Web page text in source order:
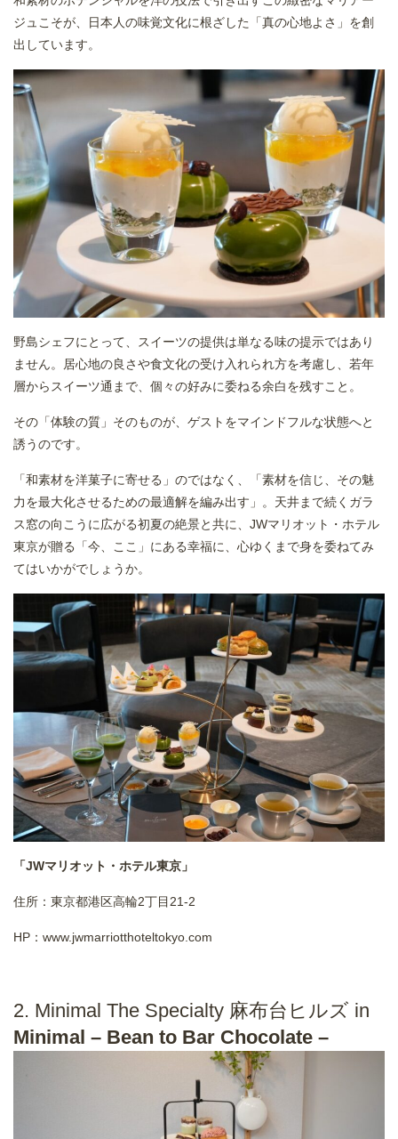
ジュこそが、日本人の味覚文化に根ざした「真の心地よさ」を創
出しています。
野島シェフにとって、スイーツの提供は単なる味の提示ではあり
ません。居心地の良さや食文化の受け入れられ方を考慮し、若年
層からスイーツ通まで、個々の好みに委ねる余白を残すこと。
その「体験の質」そのものが、ゲストをマインドフルな状態へと
誘うのです。
「和素材を洋菓子に寄せる」のではなく、「素材を信じ、その魅
力を最大化させるための最適解を編み出す」。天井まで続くガラ
ス窓の向こうに広がる初夏の絶景と共に、JWマリオット・ホテル
東京が贈る「今、ここ」にある幸福に、心ゆくまで身を委ねてみ
てはいかがでしょうか。
「JWマリオット・ホテル東京」
住所：東京都港区高輪2丁目21-2
HP： www.jwmarriotthoteltokyo.com
2. Minimal The Specialty 麻布台ヒルズ in
Minimal – Bean to Bar Chocolate –